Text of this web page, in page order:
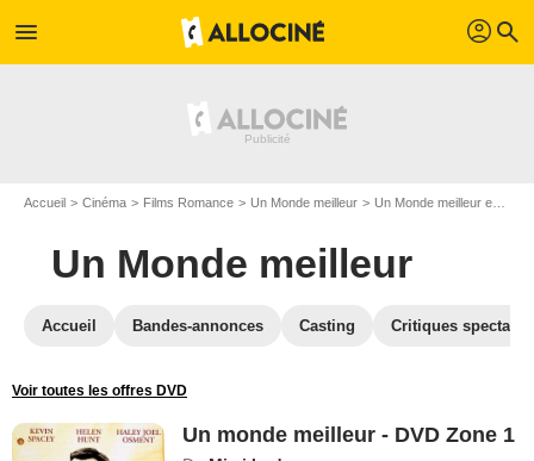
menu profil search
Accueil Cinéma Films Romance Un Monde meilleur Un Monde meilleur en DVD
Un Monde meilleur
Accueil Bandes-annonces Casting Critiques
Voir toutes les offres DVD
Un monde meilleur - DVD Zone 1